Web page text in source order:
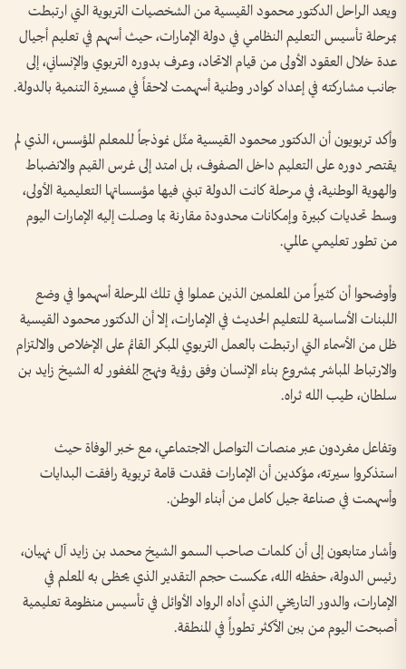
ويعد الراحل الدكتور محمود القيسية من الشخصيات التربوية التي ارتبطت
بمرحلة تأسيس التعليم النظامي في دولة الإمارات، حيث أسهم في تعليم أجيال
عدة خلال العقود الأولى من قيام الاتحاد، وعرف بدوره التربوي والإنساني، إلى
جانب مشاركته في إعداد كوادر وطنية أسهمت لاحقاً في مسيرة التنمية بالدولة.
وأكد تربويون أن الدكتور محمود القيسية مثّل نموذجاً للمعلم المؤسس، الذي لم
يقتصر دوره على التعليم داخل الصفوف، بل امتد إلى غرس القيم والانضباط
والهوية الوطنية، في مرحلة كانت الدولة تبني فيها مؤسساتها التعليمية الأولى،
وسط تحديات كبيرة وإمكانات محدودة مقارنة بما وصلت إليه الإمارات اليوم
من تطور تعليمي عالمي.
وأوضحوا أن كثيراً من المعلمين الذين عملوا في تلك المرحلة أسهموا في وضع
اللبنات الأساسية للتعليم الحديث في الإمارات، إلا أن الدكتور محمود القيسية
ظل من الأسماء التي ارتبطت بالعمل التربوي المبكر القائم على الإخلاص والالتزام
والارتباط المباشر بمشروع بناء الإنسان وفق رؤية ونهج المغفور له الشيخ زايد بن
سلطان، طيب الله ثراه.
وتفاعل مغردون عبر منصات التواصل الاجتماعي، مع خبر الوفاة حيث
استذكروا سيرته، مؤكدين أن الإمارات فقدت قامة تربوية رافقت البدايات
وأسهمت في صناعة جيل كامل من أبناء الوطن.
وأشار متابعون إلى أن كلمات صاحب السمو الشيخ محمد بن زايد آل نهيان،
رئيس الدولة، حفظه الله، عكست حجم التقدير الذي يحظى به المعلم في
الإمارات، والدور التاريخي الذي أداه الرواد الأوائل في تأسيس منظومة تعليمية
أصبحت اليوم من بين الأكثر تطوراً في المنطقة.